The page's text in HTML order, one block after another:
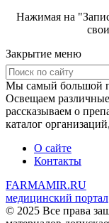
Нажимая на
Закрытие меню
Мы самый большой
Освещаем
рассказываем о
каталог
О сайте
Контакты
FARMAMIR.RU
медицинский портал
© 2025 Все права